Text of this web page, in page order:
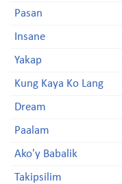
Pasan
Insane
Yakap
Kung Kaya Ko Lang
Dream
Paalam
Ako'y Babalik
Takipsilim